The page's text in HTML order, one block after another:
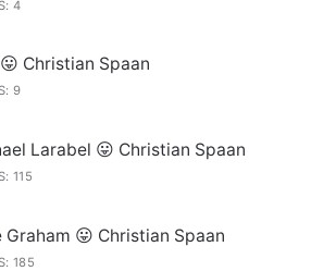
4
😛 Christian Spaan
9
Larabel 😛 Christian Spaan
115
Graham 😛 Christian Spaan
185